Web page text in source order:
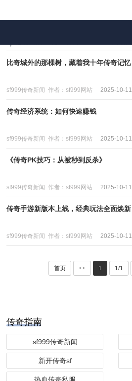
比奇城外的那棵树，藏着我十年传奇记忆
sf999传奇新闻作者：sf999网站 2025-10-11
传奇经济系统：如何快速赚钱
sf999传奇新闻作者：sf999网站 2025-10-11
《传奇PK技巧：从被秒到反杀》
sf999传奇新闻作者：sf999网站 2025-10-11
传奇手游新版本上线，经典玩法全面焕新
sf999传奇新闻作者：sf999网站 2025-10-11
首页 << 1 1/1
传奇指南
sf999传奇新闻
新开传奇sf